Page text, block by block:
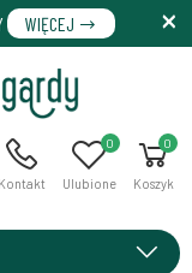
WIĘCEJ
Kontakt Ulubione
0 0
Koszyk